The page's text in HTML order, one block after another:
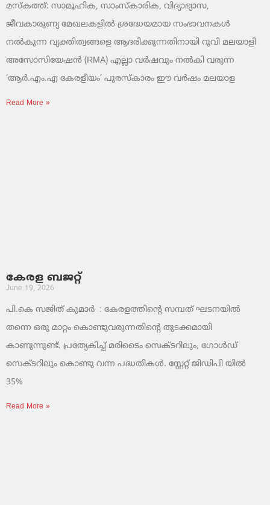
മസ്കത്ത്: സാമൂഹിക, സാംസ്‌കാരിക, വിദ്യാഭ്യാസ,
ജീവകാരുണ്യ മേഖലകളിൽ ശ്രദ്ധേയമായ സംഭാവനകൾ
നൽകുന്ന വ്യക്തിത്വങ്ങളെ ആദരിക്കുന്നതിനായി റൂവി മലയാളി
അസോസിയേഷൻ (RMA) എല്ലാ വർഷവും നൽകി വരുന്ന
‘ആർ.എം.എ കേരളീയം’ പുരസ്‌കാരം ഈ വർഷം മലയാള
Read More »
കേരള ബജറ്റ്
June 19, 2026
പി.കെ സജിത് കുമാര്‍ : കേരളത്തിന്റെ സമ്പത് ഘടനയിൽ
തന്നെ ഒരു മാറ്റം കൊണ്ടുവരുന്നതിന്റെ തുടക്കമായി
കാണുന്നുണ്ട്. പ്രത്യേകിച്ച് മരിടൈം സെക്ടറിലും, ഗോൾഡ്
സെക്ടറിലും കൊണ്ടു വന്ന പദ്ധതികൾ. സ്റ്റേറ്റ് ജിഡിപി യിൽ
35%
Read More »